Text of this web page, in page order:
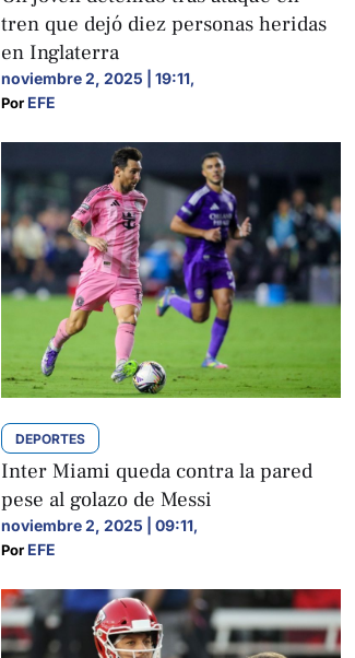
tren que dejó diez personas heridas
en Inglaterra
noviembre 2, 2025 | 19:11,
Por EFE
DEPORTES
Inter Miami queda contra la pared
pese al golazo de Messi
noviembre 2, 2025 | 09:11,
Por EFE